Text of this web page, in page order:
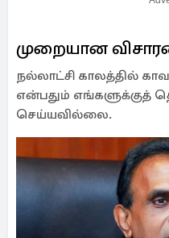
முறையான
நல்லாட்சி காலத்தில்
என்பதும் எங்களுக்குத்
செய்யவில்லை.